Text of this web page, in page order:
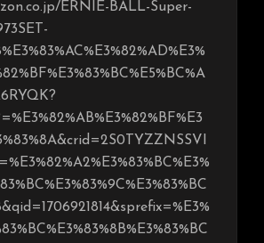
ERNIE-BALL-Super-